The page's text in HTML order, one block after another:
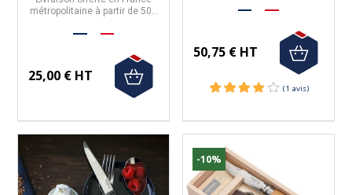
métropolitaine à partir de 50€
25,00 € HT
50,75 € HT
-10%